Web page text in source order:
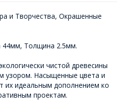
и Творчества, Окрашенные
Толщина 2.5мм.
чистой древесины
узором. Насыщенные цвета и
их идеальным дополнением ко
проектам.